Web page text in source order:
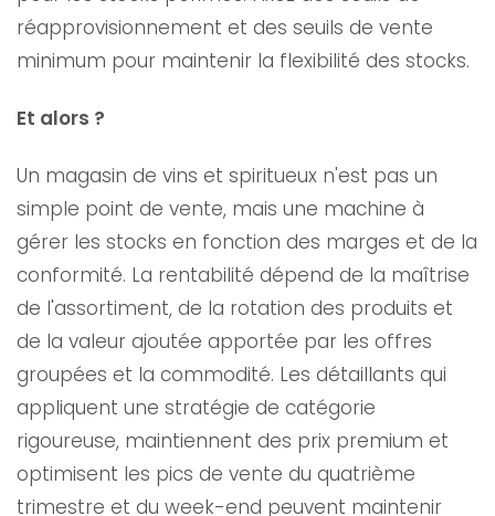
réapprovisionnement et des seuils de vente
minimum pour maintenir la flexibilité des stocks.
Et alors ?
Un magasin de vins et spiritueux n'est pas un
simple point de vente, mais une machine à
gérer les stocks en fonction des marges et de la
conformité. La rentabilité dépend de la maîtrise
de l'assortiment, de la rotation des produits et
de la valeur ajoutée apportée par les offres
groupées et la commodité. Les détaillants qui
appliquent une stratégie de catégorie
rigoureuse, maintiennent des prix premium et
optimisent les pics de vente du quatrième
trimestre et du week-end peuvent maintenir